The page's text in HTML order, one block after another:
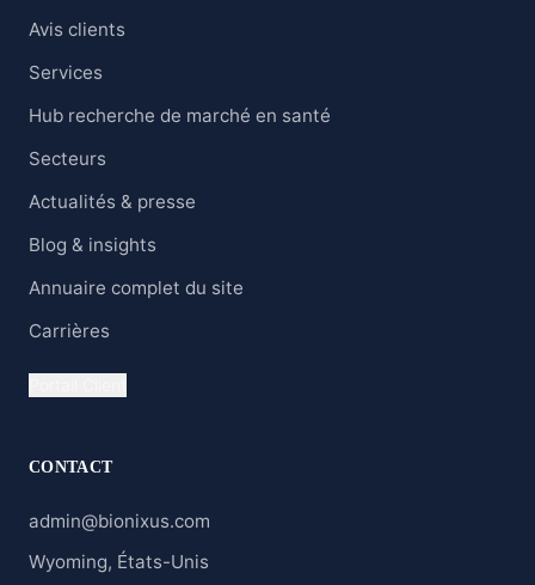
Avis clients
Services
Hub recherche de marché en santé
Secteurs
Actualités & presse
Blog & insights
Annuaire complet du site
Carrières
CONTACT
admin@bionixus.com
Wyoming, États-Unis